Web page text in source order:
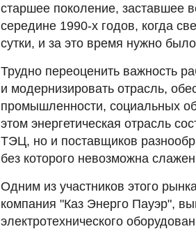
старшее поколение, заставшее
середине 1990-х годов, когда
сутки, и за это время нужно
Трудно переоценить важность
и модернизировать отрасль,
промышленности, социальных
этом энергетическая отрасль
ТЭЦ, но и поставщиков
без которого невозможна
Одним из участников этого
компания "Каз Энерго Пауэр",
электротехнического